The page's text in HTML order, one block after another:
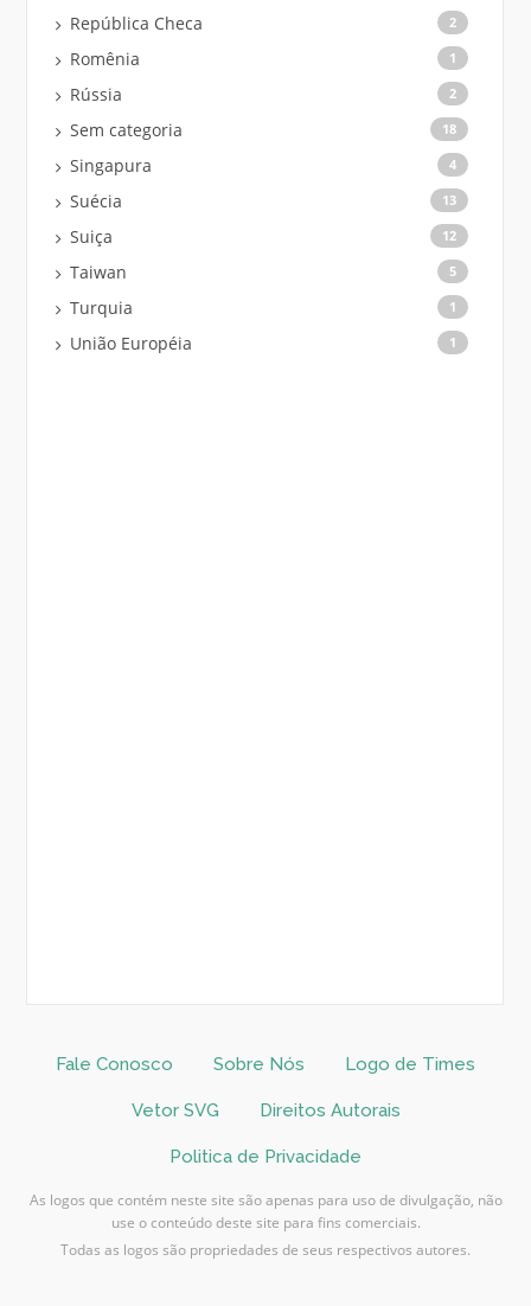
República Checa 2
Romênia 1
Rússia 2
Sem categoria 18
Singapura 4
Suécia 13
Suiça 12
Taiwan 5
Turquia 1
União Européia 1
Fale Conosco Sobre Nós Logo de Times
Vetor SVG Direitos Autorais
Politica de Privacidade
As logos que contém neste site são apenas para uso de divulgação, não
use o conteúdo deste site para fins comerciais.
Todas as logos são propriedades de seus respectivos autores.